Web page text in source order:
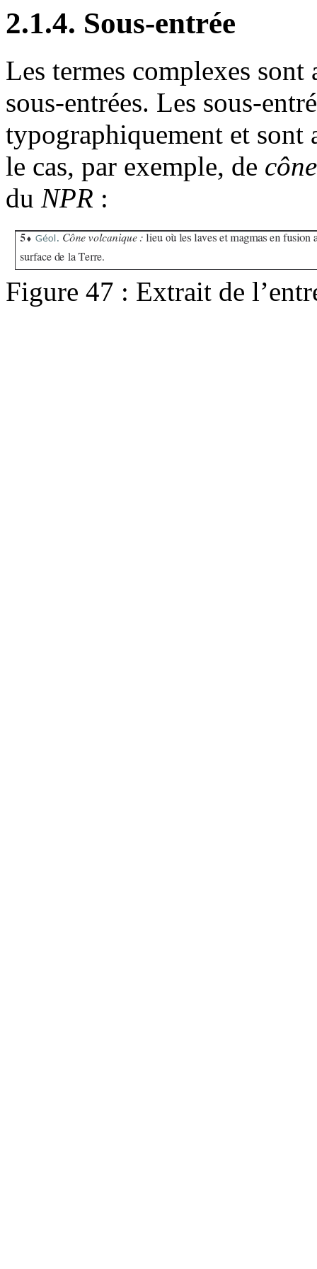
2.1.4. Sous-entrée
Les termes complexes sont
sous-entrées. Les sous-
typographiquement et sont
le cas, par exemple, de
du NPR :
Figure 47 : Extrait de